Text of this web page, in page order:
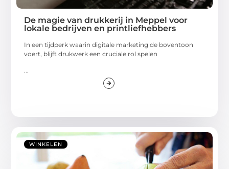
De magie van drukkerij in Meppel voor
lokale bedrijven en printliefhebbers
In een tijdperk waarin digitale marketing de boventoon
voert, blijft drukwerk een cruciale rol spelen
WINKELEN